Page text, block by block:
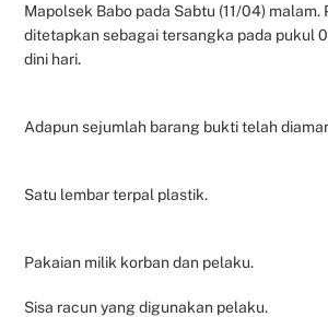
Mapolsek Babo pada Sabtu (11/04) malam.
ditetapkan sebagai tersangka pada pukul
dini hari.
Adapun sejumlah barang bukti telah
Satu lembar terpal plastik.
Pakaian milik korban dan pelaku.
Sisa racun yang digunakan pelaku.